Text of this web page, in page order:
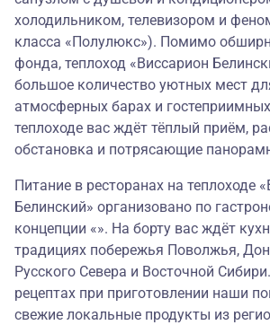
холодильником, телевизором и
класса «Полулюкс»). Помимо
фонда, теплоход «Виссарион
большое количество уютных мест
атмосферных барах и
теплоходе вас ждёт тёплый приём,
обстановка и потрясающие
Питание в ресторанах на теплоходе
Белинский» организовано по
концепции «». На борту вас ждёт
традициях побережья Поволжья,
Русского Севера и Восточной
рецептах при приготовлении наши
свежие локальные продукты из